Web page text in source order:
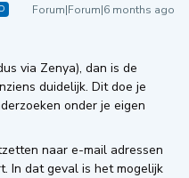
Forum|Forum|6 months ago
via Zenya), dan is de
duidelijk. Dit doe je
onder je eigen
naar e-mail adressen
In dat geval is het mogelijk